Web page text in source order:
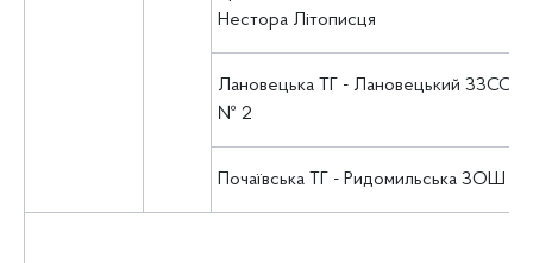
Нестора Літописця
Лановецька ТГ - Лановецький ЗЗСО І-
№ 2
Почаївська ТГ - Ридомильська ЗОШ І-